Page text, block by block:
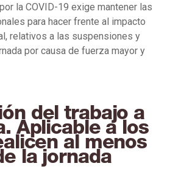
la COVID-19 exige mantener las
para hacer frente al impacto
relativos a las suspensiones y
por causa de fuerza mayor y
del trabajo a
Aplicable a los
al menos
la jornada